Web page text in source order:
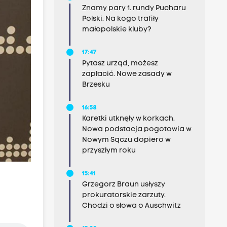
Znamy pary 1. rundy Pucharu
Polski. Na kogo trafiły
małopolskie kluby?
17:47
Pytasz urząd, możesz
zapłacić. Nowe zasady w
Brzesku
16:58
Karetki utknęły w korkach.
Nowa podstacja pogotowia w
Nowym Sączu dopiero w
przyszłym roku
15:41
Grzegorz Braun usłyszy
prokuratorskie zarzuty.
Chodzi o słowa o Auschwitz